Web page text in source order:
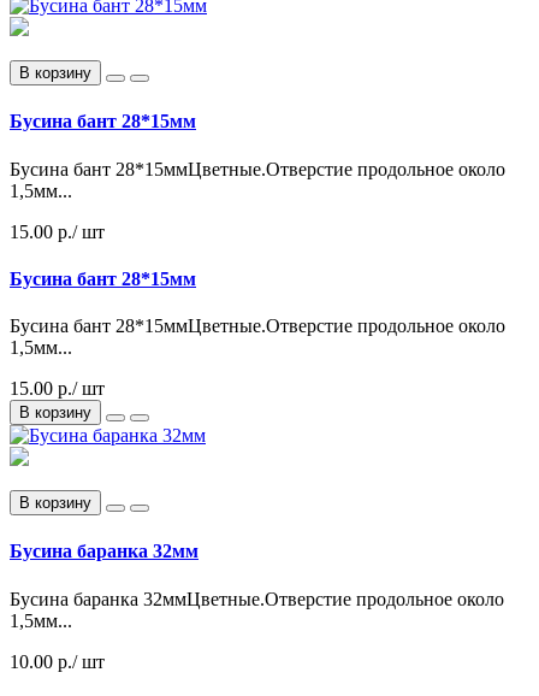
В корзину
Бусина бант 28*15мм
Бусина бант 28*15ммЦветные.Отверстие продольное около
1,5мм...
15.00 р./ шт
Бусина бант 28*15мм
Бусина бант 28*15ммЦветные.Отверстие продольное около
1,5мм...
15.00 р./ шт
В корзину
В корзину
Бусина баранка 32мм
Бусина баранка 32ммЦветные.Отверстие продольное около
1,5мм...
10.00 р./ шт